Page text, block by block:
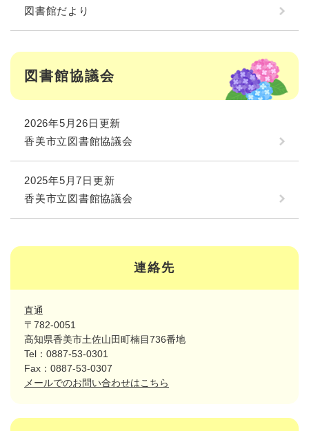
図書館だより
図書館協議会
2026年5月26日更新
香美市立図書館協議会
2025年5月7日更新
香美市立図書館協議会
連絡先
直通
〒782-0051
高知県香美市土佐山田町楠目736番地
Tel：0887-53-0301
Fax：0887-53-0307
メールでのお問い合わせはこちら